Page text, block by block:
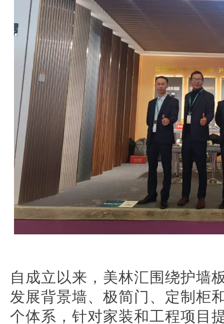
自成立以来，美林汇围绕护墙
发展背景墙、极简门、定制柜
个体系，针对家装和工程项目